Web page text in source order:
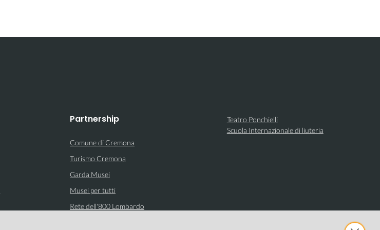
Partnership
Comune di Cremona
Turismo Cremona
Garda Musei
Musei per tutti
Rete dell'800 Lombardo
Teatro Ponchielli
Scuola Internazionale di liuteria